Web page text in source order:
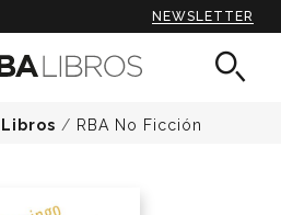
NEWSLETTER
Libros / RBA No Ficción